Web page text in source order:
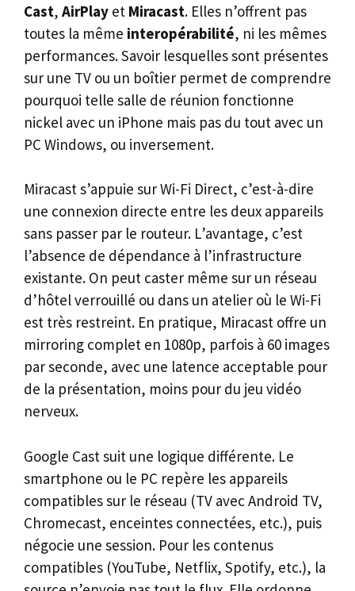
Cast, AirPlay et Miracast. Elles n’offrent pas
toutes la même interopérabilité, ni les mêmes
performances. Savoir lesquelles sont présentes
sur une TV ou un boîtier permet de comprendre
pourquoi telle salle de réunion fonctionne
nickel avec un iPhone mais pas du tout avec un
PC Windows, ou inversement.
Miracast s’appuie sur Wi-Fi Direct, c’est-à-dire
une connexion directe entre les deux appareils
sans passer par le routeur. L’avantage, c’est
l’absence de dépendance à l’infrastructure
existante. On peut caster même sur un réseau
d’hôtel verrouillé ou dans un atelier où le Wi-Fi
est très restreint. En pratique, Miracast offre un
mirroring complet en 1080p, parfois à 60 images
par seconde, avec une latence acceptable pour
de la présentation, moins pour du jeu vidéo
nerveux.
Google Cast suit une logique différente. Le
smartphone ou le PC repère les appareils
compatibles sur le réseau (TV avec Android TV,
Chromecast, enceintes connectées, etc.), puis
négocie une session. Pour les contenus
compatibles (YouTube, Netflix, Spotify, etc.), la